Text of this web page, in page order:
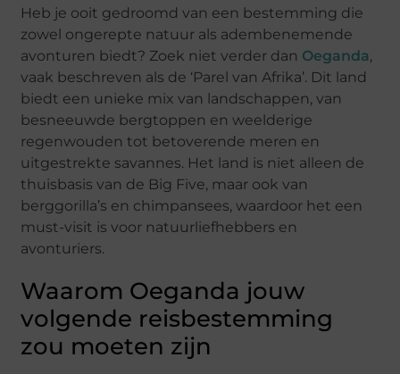
Heb je ooit gedroomd van een bestemming die
zowel ongerepte natuur als adembenemende
avonturen biedt? Zoek niet verder dan Oeganda,
vaak beschreven als de ‘Parel van Afrika’. Dit land
biedt een unieke mix van landschappen, van
besneeuwde bergtoppen en weelderige
regenwouden tot betoverende meren en
uitgestrekte savannes. Het land is niet alleen de
thuisbasis van de Big Five, maar ook van
berggorilla’s en chimpansees, waardoor het een
must-visit is voor natuurliefhebbers en
avonturiers.
Waarom Oeganda jouw
volgende reisbestemming
zou moeten zijn